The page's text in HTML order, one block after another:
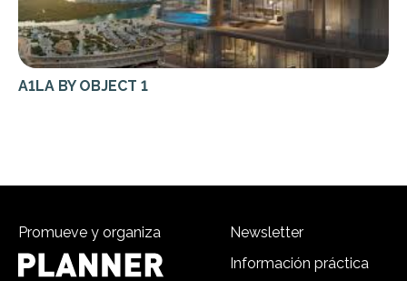
A1LA BY OBJECT 1
Promueve y organiza
Newsletter
Información práctica